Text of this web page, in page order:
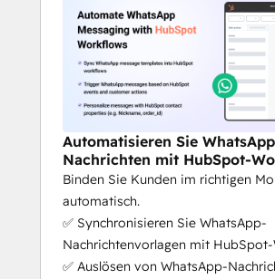
Automatisieren Sie
Nachrichten mit HubSpot-
Binden Sie Kunden im richtigen
automatisch.
✅ Synchronisieren Sie WhatsApp-
Nachrichtenvorlagen mit
✅ Auslösen von WhatsApp-